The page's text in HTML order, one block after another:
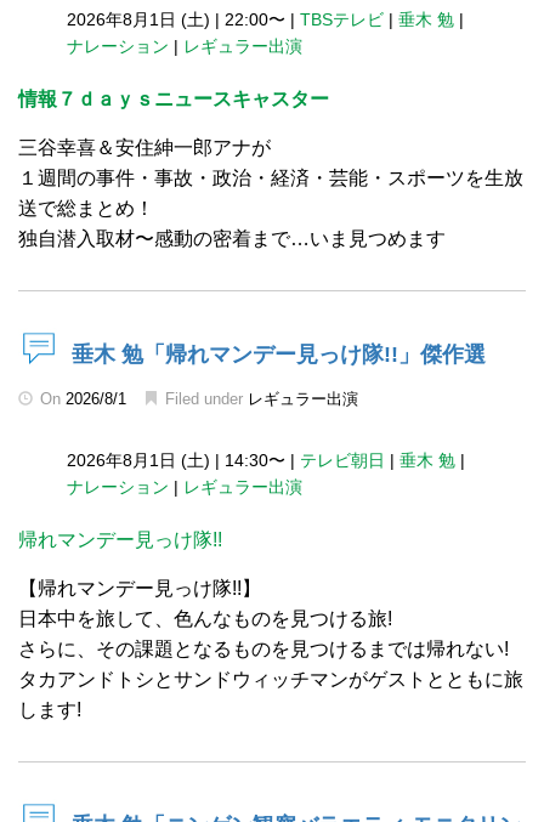
2026年8月1日 (土) | 22:00〜 | TBSテレビ | 垂木 勉 |
ナレーション | レギュラー出演
情報７ｄａｙｓニュースキャスター
三谷幸喜＆安住紳一郎アナが
１週間の事件・事故・政治・経済・芸能・スポーツを生放
送で総まとめ！
独自潜入取材〜感動の密着まで…いま見つめます
垂木 勉「帰れマンデー見っけ隊!!」傑作選
On 2026/8/1 Filed under レギュラー出演
2026年8月1日 (土) | 14:30〜 | テレビ朝日 | 垂木 勉 |
ナレーション | レギュラー出演
帰れマンデー見っけ隊!!
【帰れマンデー見っけ隊!!】
日本中を旅して、色んなものを見つける旅!
さらに、その課題となるものを見つけるまでは帰れない!
タカアンドトシとサンドウィッチマンがゲストとともに旅
します!